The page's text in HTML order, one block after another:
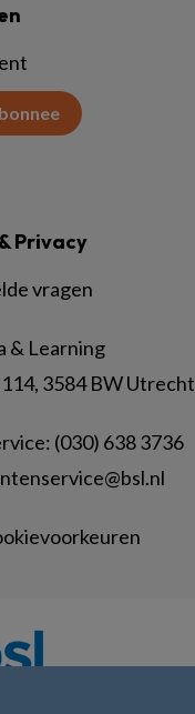
Privacy
vragen
& Learning
3584 BW Utrecht
(030) 638 3736